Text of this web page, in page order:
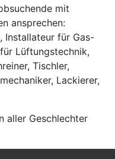
mit
ansprechen:
Installateur für Gas-
Lüftungstechnik,
Tischler,
Lackierer,
aller Geschlechter